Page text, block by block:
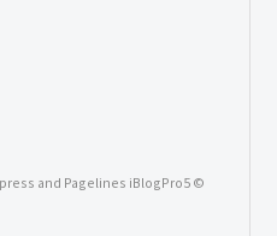
and Pagelines iBlogPro5 ©